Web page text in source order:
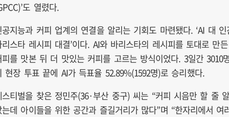
도 열렸다.
공지능과 커피 업계의 연결을 알리는 기회도 마련됐다. ‘AI 대 인
스타 레시피 대결’이다. AI와 바리스타의 레시피를 토대로 만든
피를 맛본 뒤 더 맛있는 커피를 고르는 방식이었다. 3일간 3010
현장 투표 끝에 AI가 득표율 52.89%(1592명)로 승리했다.
스티벌을 찾은 정민주(36·부산 중구) 씨는 “커피 시음만 할 줄 알
는데 아이들을 위한 공간과 즐길거리가 많다”며 “한자리에서 여